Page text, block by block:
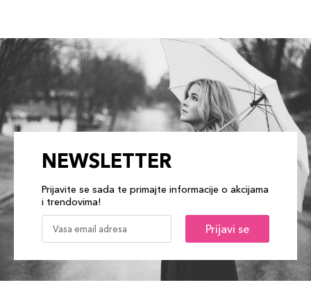
NEWSLETTER
Prijavite se sada te primajte informacije o akcijama
i trendovima!
Prijavi se